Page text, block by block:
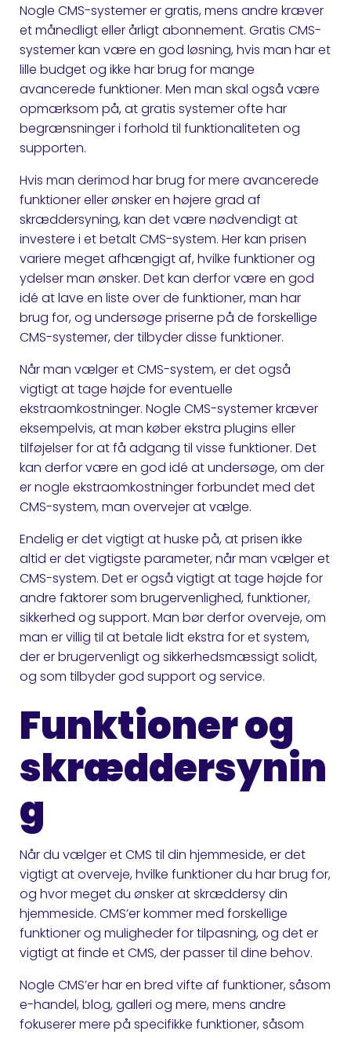
Nogle CMS-systemer er gratis, mens andre kræver
et månedligt eller årligt abonnement. Gratis CMS-
systemer kan være en god løsning, hvis man har et
lille budget og ikke har brug for mange
avancerede funktioner. Men man skal også være
opmærksom på, at gratis systemer ofte har
begrænsninger i forhold til funktionaliteten og
supporten.
Hvis man derimod har brug for mere avancerede
funktioner eller ønsker en højere grad af
skræddersyning, kan det være nødvendigt at
investere i et betalt CMS-system. Her kan prisen
variere meget afhængigt af, hvilke funktioner og
ydelser man ønsker. Det kan derfor være en god
idé at lave en liste over de funktioner, man har
brug for, og undersøge priserne på de forskellige
CMS-systemer, der tilbyder disse funktioner.
Når man vælger et CMS-system, er det også
vigtigt at tage højde for eventuelle
ekstraomkostninger. Nogle CMS-systemer kræver
eksempelvis, at man køber ekstra plugins eller
tilføjelser for at få adgang til visse funktioner. Det
kan derfor være en god idé at undersøge, om der
er nogle ekstraomkostninger forbundet med det
CMS-system, man overvejer at vælge.
Endelig er det vigtigt at huske på, at prisen ikke
altid er det vigtigste parameter, når man vælger et
CMS-system. Det er også vigtigt at tage højde for
andre faktorer som brugervenlighed, funktioner,
sikkerhed og support. Man bør derfor overveje, om
man er villig til at betale lidt ekstra for et system,
der er brugervenligt og sikkerhedsmæssigt solidt,
og som tilbyder god support og service.
Funktioner og
skræddersynin
g
Når du vælger et CMS til din hjemmeside, er det
vigtigt at overveje, hvilke funktioner du har brug for,
og hvor meget du ønsker at skræddersy din
hjemmeside. CMS’er kommer med forskellige
funktioner og muligheder for tilpasning, og det er
vigtigt at finde et CMS, der passer til dine behov.
Nogle CMS’er har en bred vifte af funktioner, såsom
e-handel, blog, galleri og mere, mens andre
fokuserer mere på specifikke funktioner, såsom